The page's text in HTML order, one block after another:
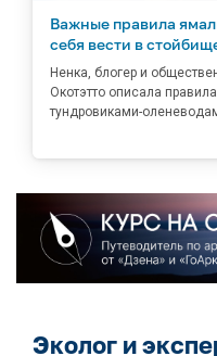
Важные правила
себя вести в
Ненка, блогер и
Окотэтто описала
тундровиками-
Эколог и